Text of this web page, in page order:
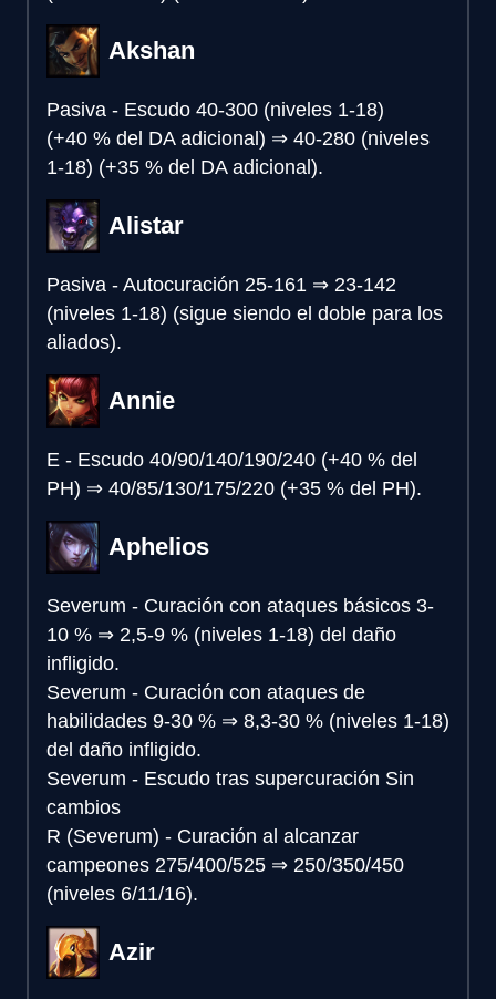
Akshan
Pasiva - Escudo 40-300 (niveles 1-18)
(+40 % del DA adicional) ⇒ 40-280 (niveles
1-18) (+35 % del DA adicional).
Alistar
Pasiva - Autocuración 25-161 ⇒ 23-142
(niveles 1-18) (sigue siendo el doble para los
aliados).
Annie
E - Escudo 40/90/140/190/240 (+40 % del
PH) ⇒ 40/85/130/175/220 (+35 % del PH).
Aphelios
Severum - Curación con ataques básicos 3-
10 % ⇒ 2,5-9 % (niveles 1-18) del daño
infligido.
Severum - Curación con ataques de
habilidades 9-30 % ⇒ 8,3-30 % (niveles 1-18)
del daño infligido.
Severum - Escudo tras supercuración Sin
cambios
R (Severum) - Curación al alcanzar
campeones 275/400/525 ⇒ 250/350/450
(niveles 6/11/16).
Azir